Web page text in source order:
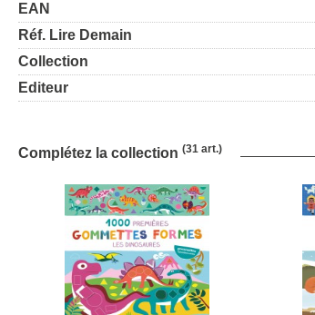
EAN
Réf. Lire Demain
Collection
Editeur
Complétez la collection (31 art.)